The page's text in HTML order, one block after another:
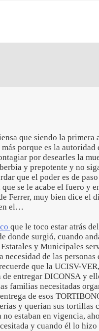
que siendo la
porque es la autoridad
por desearles la
y prepotente y no
que el poder es de
se le acabe el fuero y
Ferrer, muy bien dice el
el…
que le toco estar atrás
donde surgió, cuando
y Municipales
de las
que la UCISV-
de entregar DICONSA y
familias necesitadas
de esos
y querían sus tortillas
estaban en vigencia,
y cuando él lo